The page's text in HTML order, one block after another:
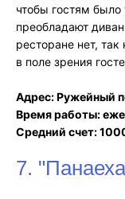
чтобы гостям было
преобладают
ресторане нет,
в поле зрения
Адрес: Ружейный
Время работы:
Средний счет:
7.